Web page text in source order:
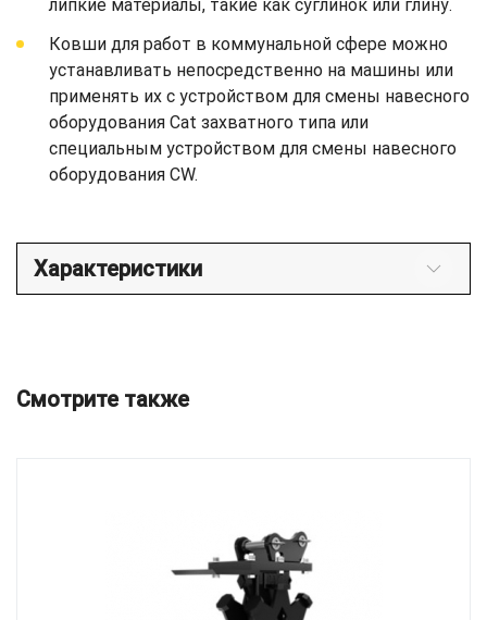
липкие материалы, такие как суглинок или глину.
Ковши для работ в коммунальной сфере можно
устанавливать непосредственно на машины или
применять их с устройством для смены навесного
оборудования Cat захватного типа или
специальным устройством для смены навесного
оборудования CW.
Характеристики
Смотрите также